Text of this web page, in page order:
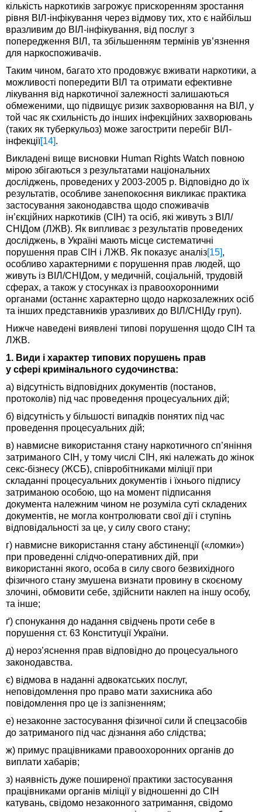
кількість наркотиків загрожує прискоренням зростання
рівня ВІЛ-інфікування через відмову тих, хто є найбільш
вразливим до ВІЛ-інфікування, від послуг з
попередження ВІЛ, та збільшенням термінів ув’язнення
для наркоспоживачів.
Таким чином, багато хто продовжує вживати наркотики, а
можливості попередити ВІЛ та отримати ефективне
лікування від наркотичної залежності залишаються
обмеженими, що підвищує ризик захворювання на ВІЛ, у
той час як схильність до інших інфекційних захворювань
(таких як туберкульоз) може загострити перебіг ВІЛ-
інфекції[14].
Викладені вище висновки Human Rights Watch повною
мірою збігаються з результатами національних
досліджень, проведених у 2003-2005 р. Відповідно до їх
результатів, особливе занепокоєння викликає практика
застосування законодавства щодо споживачів
ін’єкційних наркотиків (СІН) та осіб, які живуть з ВІЛ/
СНІДом (ЛЖВ). Як випливає з результатів проведених
досліджень, в Україні мають місце систематичні
порушення прав СІН і ЛЖВ. Як показує аналіз[15],
особливо характерними є порушення прав людей, що
живуть із ВІЛ/СНІДом, у медичній, соціальній, трудовій
сферах, а також у стосунках із правоохоронними
органами (останнє характерно щодо наркозалежних осіб
та інших представників уразливих до ВІЛ/СНІДу груп).
Нижче наведені виявлені типові порушення щодо СІН та
ЛЖВ.
1. Види і характер типових порушень прав
у сфері кримінального судочинства:
а) відсутність відповідних документів (постанов,
протоколів) під час проведення процесуальних дій;
б) відсутність у більшості випадків понятих під час
проведення процесуальних дій;
в) навмисне використання стану наркотичного сп’яніння
затриманого СІН, у тому числі СІН, які належать до жінок
секс-бізнесу (ЖСБ), співробітниками міліції при
складанні процесуальних документів і їхнього підпису
затриманою особою, що на момент підписання
документа належним чином не розуміла суті складених
документів, не могла контролювати свої дії і ступінь
відповідальності за це, у силу свого стану;
г) навмисне використання стану абстиненції («ломки»)
при проведенні слідчо-оперативних дій, при
використанні якого, особа в силу свого безвихідного
фізичного стану змушена визнати провину в скоєному
злочині, обмовити себе, здійснити наклеп на іншу особу,
та інше;
ґ) спонукання до надання свідчень проти себе в
порушення ст. 63 Конституції України.
д) нероз’яснення прав відповідно до процесуального
законодавства.
є) відмова в наданні адвокатських послуг,
неповідомлення про право мати захисника або
повідомлення про це із запізненням;
е) незаконне застосування фізичної сили й спецзасобів
до затриманого під час дізнання або слідства;
ж) примус працівниками правоохоронних органів до
виплати хабарів;
з) наявність дуже поширеної практики застосування
працівниками органів міліції у відношенні до СІН
катувань, свідомо незаконного затримання, свідомо